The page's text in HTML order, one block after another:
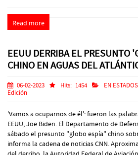
Read more
EEUU DERRIBA EL PRESUNTO
CHINO EN AGUAS DEL
06-02-2023 Hits: 1454 EN
Edición
'Vamos a ocuparnos de él': fueron las
EEUU, Joe Biden. El Departamento de
sábado el presunto "globo espía" chino
informa la cadena de noticias CNN.